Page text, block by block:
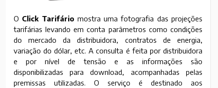
O Click Tarifário mostra uma fotografia das projeções
tarifárias levando em conta parâmetros como condições
do mercado da distribuidora, contratos de energia,
variação do dólar, etc. A consulta é feita por distribuidora
e por nível de tensão e as informações são
disponibilizadas para download, acompanhadas pelas
premissas utilizadas. O serviço é destinado aos